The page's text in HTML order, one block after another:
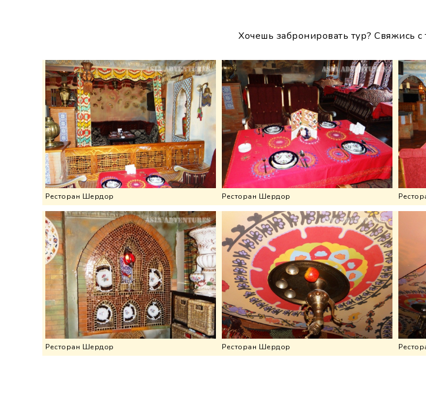
Хочешь забронировать тур? Свяжись с
Ресторан Шердор Ресторан Шердор
Ресторан Шердор Ресторан Шердор